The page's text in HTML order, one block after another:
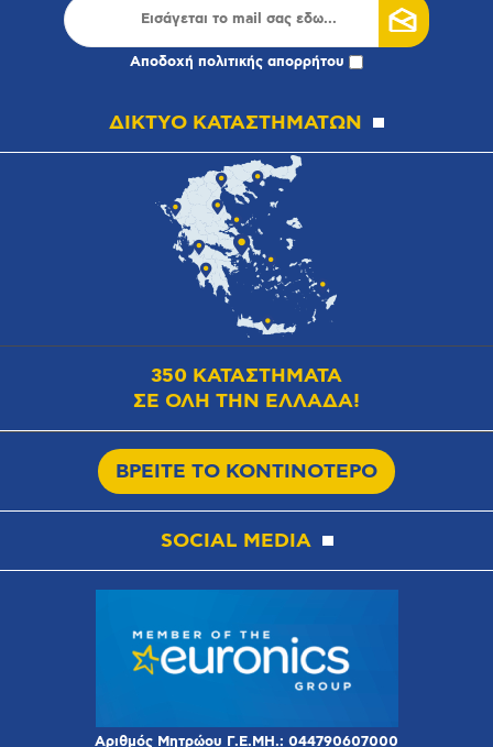
Αποδοχή πολιτικής απορρήτου
ΔΙΚΤΥΟ ΚΑΤΑΣΤΗΜΑΤΩΝ
350 ΚΑΤΑΣΤΗΜΑΤΑ
ΣΕ ΟΛΗ ΤΗΝ ΕΛΛΑΔΑ!
ΒΡΕΙΤΕ ΤΟ ΚΟΝΤΙΝΟΤΕΡΟ
SOCIAL MEDIA